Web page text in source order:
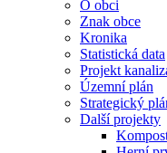
O obci
Znak obce
Kronika
Statistická data
Projekt
Územní plán
Strategický
Další projekty